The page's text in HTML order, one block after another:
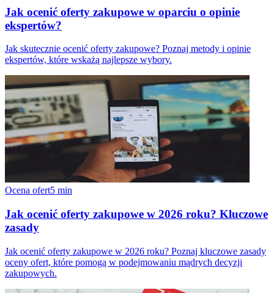
Jak ocenić oferty zakupowe w oparciu o opinie
ekspertów?
Jak skutecznie ocenić oferty zakupowe? Poznaj metody i opinie
ekspertów, które wskażą najlepsze wybory.
Ocena ofert5 min
Jak ocenić oferty zakupowe w 2026 roku? Kluczowe
zasady
Jak ocenić oferty zakupowe w 2026 roku? Poznaj kluczowe zasady
oceny ofert, które pomogą w podejmowaniu mądrych decyzji
zakupowych.